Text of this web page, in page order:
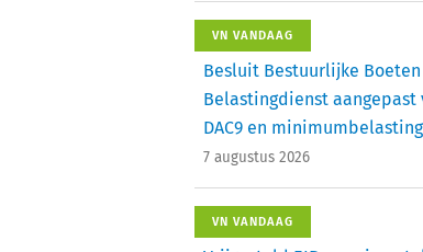
VN VANDAAG
Besluit Bestuurlijke Boeten
Belastingdienst aangepast
DAC9 en minimumbelasting
7 augustus 2026
VN VANDAAG